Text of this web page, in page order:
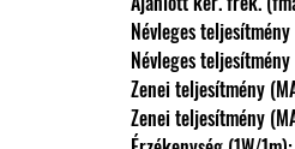
Névleges
Névleges
Zenei teljesítmény
Zenei teljesítmény